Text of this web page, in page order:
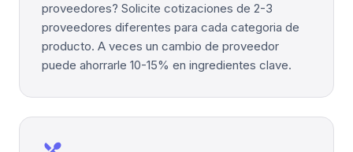
proveedores? Solicite cotizaciones de 2-3
proveedores diferentes para cada categoria de
producto. A veces un cambio de proveedor
puede ahorrarle 10-15% en ingredientes clave.